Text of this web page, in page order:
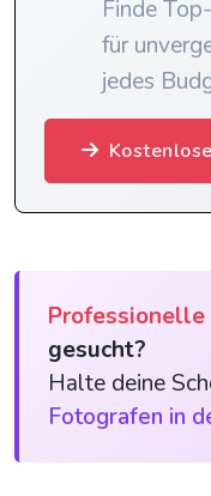
Finde
für
jedes
Professionelle
gesucht?
Halte deine
Fotografen in